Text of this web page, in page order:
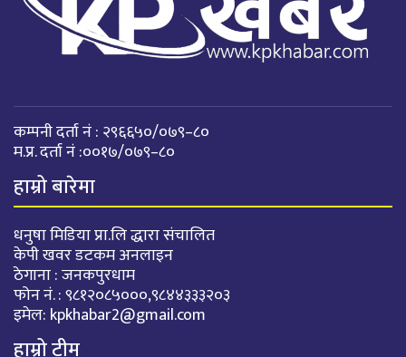
कम्पनी दर्ता नं : २९६६५०/०७९–८०
म.प्र. दर्ता नं :००१७/०७९–८०
हाम्रो बारेमा
धनुषा मिडिया प्रा.लि द्धारा संचालित
केपी खवर डटकम अनलाइन
ठेगाना : जनकपुरधाम
फोन नं. : ९८१२०८५०००,९८४४३३३२०३
इमेल: kpkhabar2@gmail.com